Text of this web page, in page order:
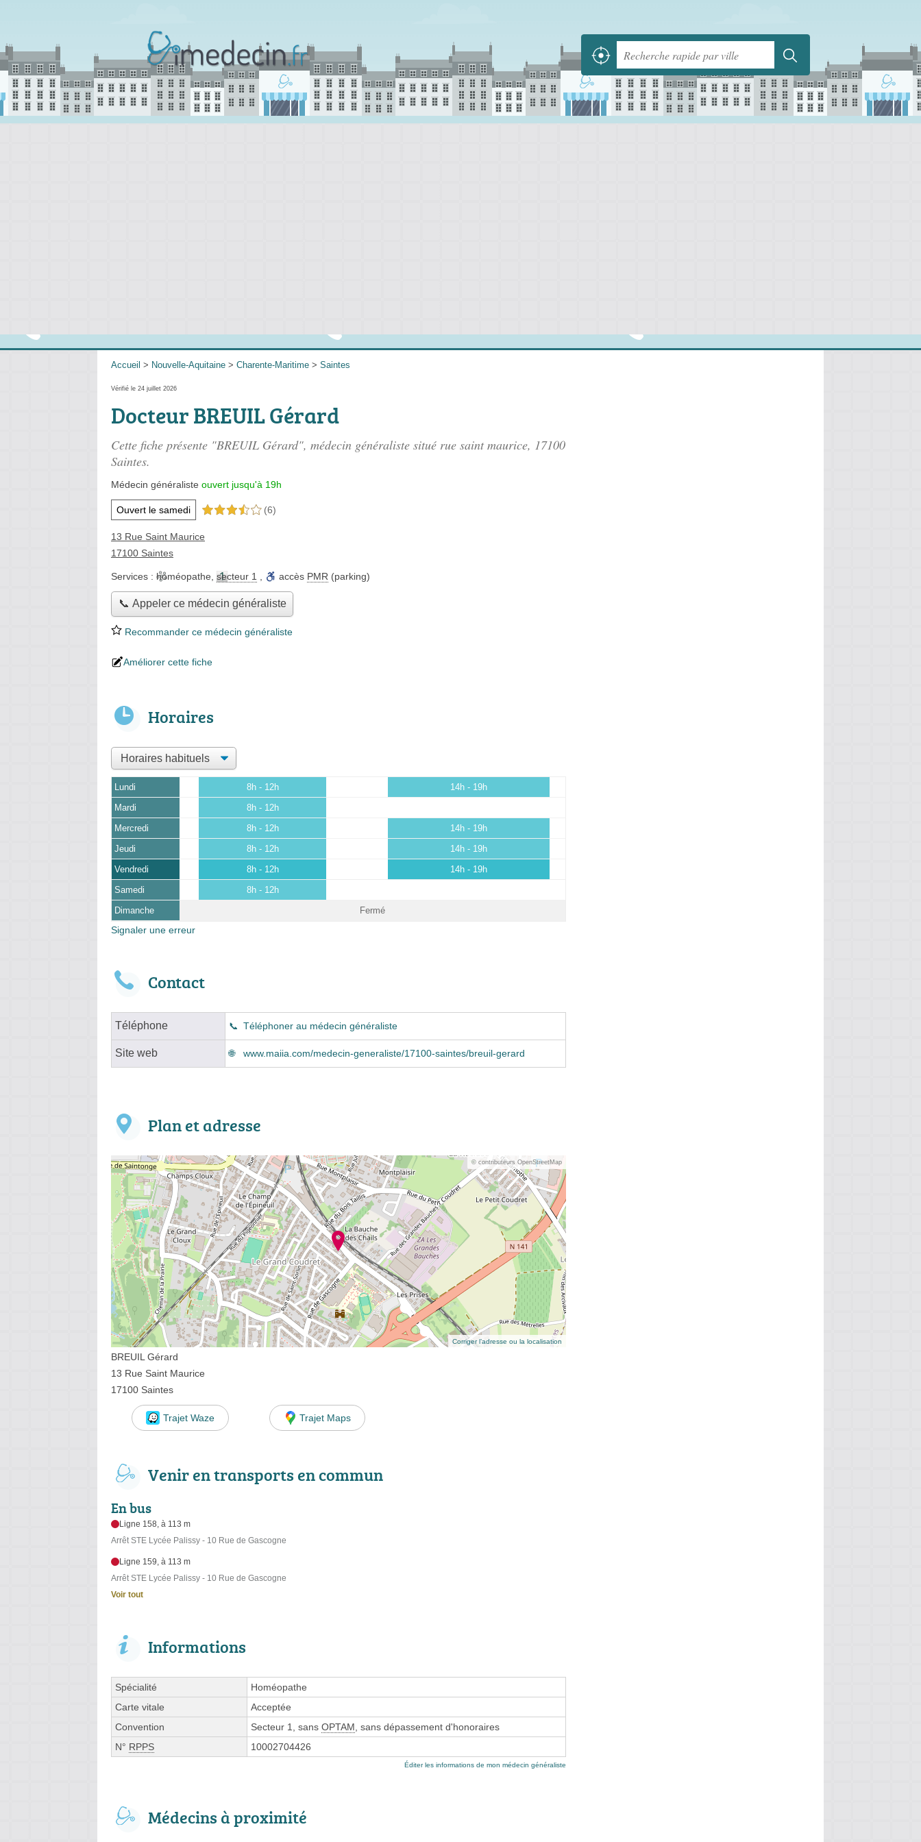
Accueil > Nouvelle-Aquitaine > Charente-Maritime > Saintes
Vérifié le 24 juillet 2026
Docteur BREUIL Gérard
Cette fiche présente "BREUIL Gérard", médecin généraliste situé rue saint maurice, 17100
Saintes.
Médecin généraliste ouvert jusqu'à 19h
Ouvert le samedi 3,5 étoiles sur 5 (6)
13 Rue Saint Maurice
17100 Saintes
Services : homéopathe secteur 1 accès PMR (parking)
📞 Appeler ce médecin généraliste
Recommander ce médecin généraliste
Améliorer cette fiche
Horaires
Lundi 8h - 12h 14h - 19h
Mardi 8h - 12h
Mercredi 8h - 12h 14h - 19h
Jeudi 8h - 12h 14h - 19h
Vendredi 8h - 12h 14h - 19h
Samedi 8h - 12h
Dimanche Fermé
Signaler une erreur
Contact
Téléphone Téléphoner au médecin généraliste
Site web www.maiia.com/medecin-generaliste/17100-saintes/breuil-gerard
Plan et adresse
© contributeurs OpenStreetMap
Corriger l’adresse ou la localisation
BREUIL Gérard
13 Rue Saint Maurice
17100 Saintes
Trajet Waze Trajet Maps
Venir en transports en commun
En bus
Ligne 158, à 113 m
Arrêt STE Lycée Palissy - 10 Rue de Gascogne
Ligne 159, à 113 m
Arrêt STE Lycée Palissy - 10 Rue de Gascogne
Voir tout
Informations
Spécialité
Homéopathe
Carte vitale
Acceptée
Convention
Secteur 1, sans OPTAM, sans dépassement d'honoraires
N° RPPS 10002704426
Éditer les informations de mon médecin généraliste
Médecins à proximité